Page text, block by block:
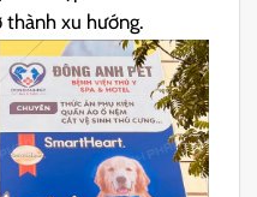
thành xu hướng.